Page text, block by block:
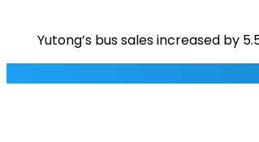
Yutong’s bus sales increased by